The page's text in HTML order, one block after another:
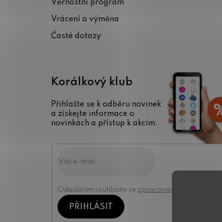
Věrnostní program
Vrácení a výměna
Časté dotazy
Korálkový klub
Přihlašte se k odběru novinek
a získejte informace o
novinkách a přístup k akcím.
Odesláním souhlasíte se zpracováním osobních
PŘIHLÁSIT